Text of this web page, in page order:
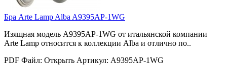
Бра Arte Lamp Alba A9395AP-1WG
Изящная модель A9395AP-1WG от итальянской компании
Arte Lamp относится к коллекции Alba и отлично по..
PDF Файл: Открыть Артикул: A9395AP-1WG